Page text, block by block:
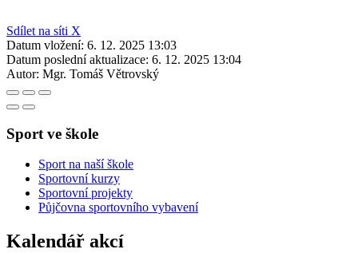
Sdílet na síti X
Datum vložení: 6. 12. 2025 13:03
Datum poslední aktualizace: 6. 12. 2025 13:04
Autor: Mgr. Tomáš Větrovský
Sport ve škole
Sport na naší škole
Sportovní kurzy
Sportovní projekty
Půjčovna sportovního vybavení
Kalendář akcí